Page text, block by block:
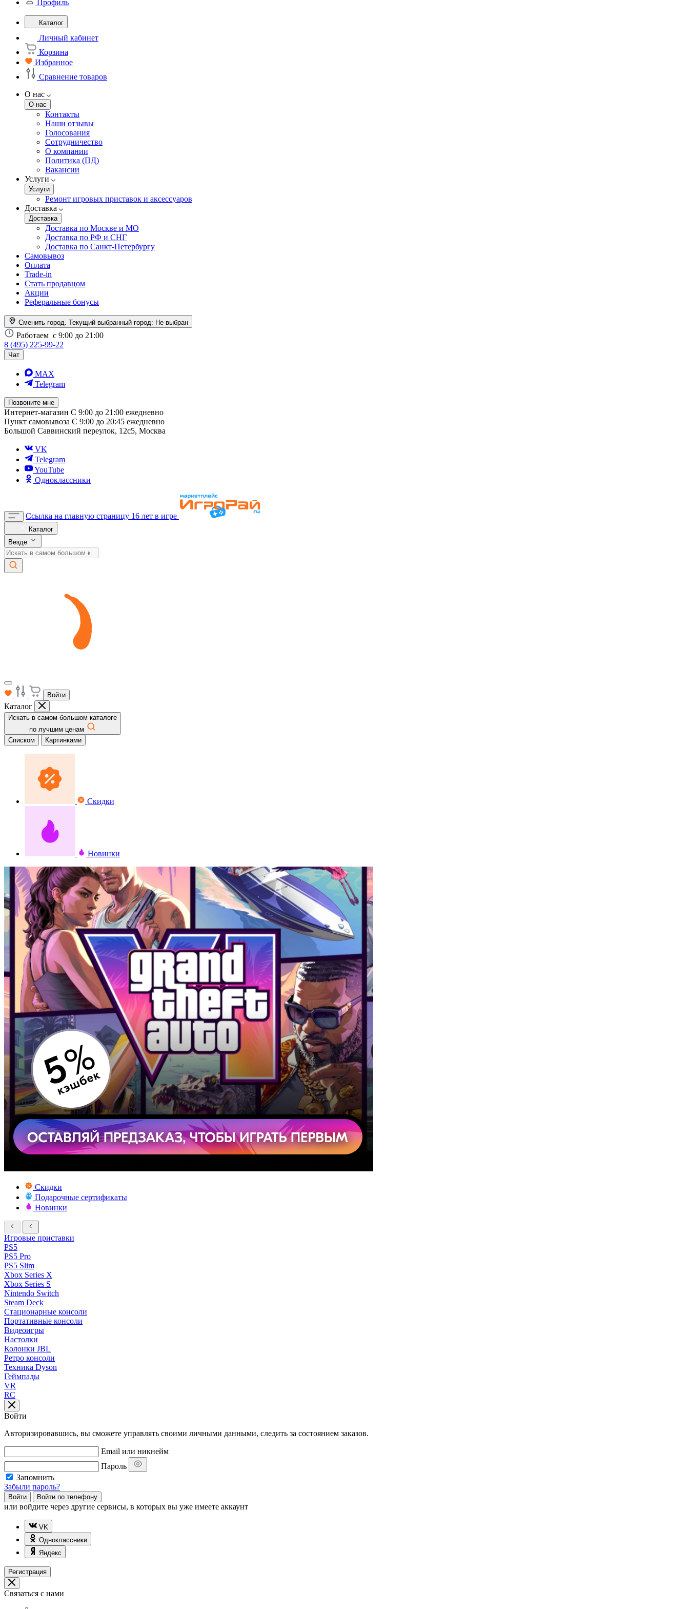
Профиль
Каталог
Личный кабинет
Корзина
Избранное
Сравнение товаров
О нас
О нас
Контакты
Наши отзывы
Голосования
Сотрудничество
О компании
Политика (ПД)
Вакансии
Услуги
Услуги
Ремонт игровых приставок и аксессуаров
Доставка
Доставка
Доставка по Москве и МО
Доставка по РФ и СНГ
Доставка по Санкт-Петербургу
Самовывоз
Оплата
Trade-in
Стать продавцом
Акции
Реферальные бонусы
Сменить город. Текущий выбранный город: Не выбран
Работаем с 9:00 до 21:00
8 (495) 225-99-22
Чат
MAX
Telegram
Позвоните мне
Интернет-магазин С 9:00 до 21:00 ежедневно
Пункт самовывоза С 9:00 до 20:45 ежедневно
Большой Саввинский переулок, 12с5, Москва
VK
Telegram
YouTube
Одноклассники
Ссылка на главную страницу 16 лет в игре
Каталог
Везде
Войти
Каталог
Искать в самом большом каталоге
по лучшим ценам
Списком
Картинками
Скидки
Новинки
Скидки
Подарочные сертификаты
Новинки
Игровые приставки
PS5
PS5 Pro
PS5 Slim
Xbox Series X
Xbox Series S
Nintendo Switch
Steam Deck
Стационарные консоли
Портативные консоли
Видеоигры
Настолки
Колонки JBL
Ретро консоли
Техника Dyson
Геймпады
VR
RC
Войти
Авторизировавшись, вы сможете управлять своими личными данными, следить за состоянием заказов.
Email или никнейм
Пароль
Запомнить
Забыли пароль?
Войти Войти по телефону
или войдите через другие сервисы, в которых вы уже имеете аккаунт
VK
Одноклассники
Яндекс
Регистрация
Связаться с нами